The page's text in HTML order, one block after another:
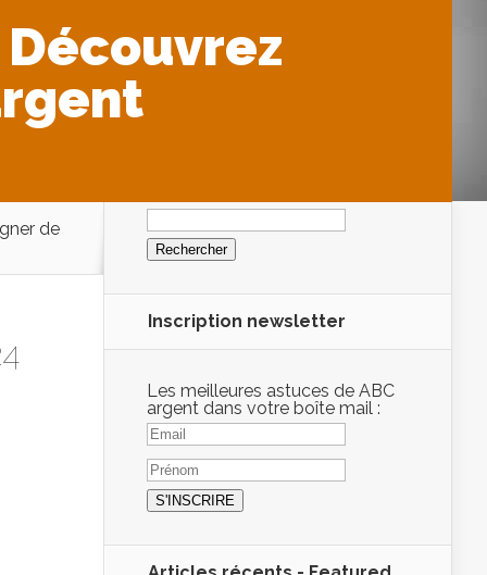
Découvrez
de
Rechercher :
Inscription newsletter
Les meilleures astuces de ABC
argent dans votre boîte mail :